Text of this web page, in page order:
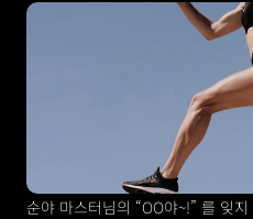
순야 마스터님의 “OO야~!” 를 잊